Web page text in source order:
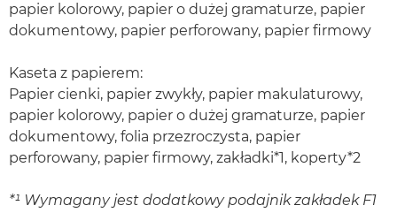
papier kolorowy, papier o dużej gramaturze, papier
dokumentowy, papier perforowany, papier firmowy
Kaseta z papierem:
Papier cienki, papier zwykły, papier makulaturowy,
papier kolorowy, papier o dużej gramaturze, papier
dokumentowy, folia przezroczysta, papier
perforowany, papier firmowy, zakładki*1, koperty*2
*¹ Wymagany jest dodatkowy podajnik zakładek F1